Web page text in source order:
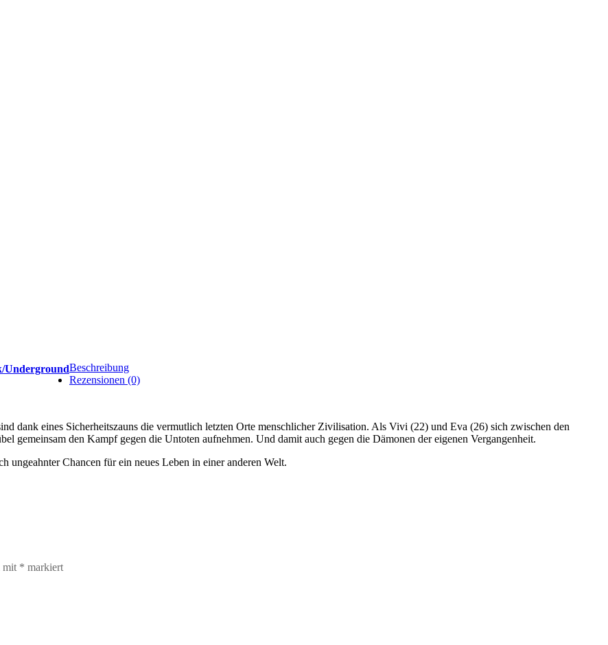
Beschreibung
Rezensionen (0)
dank eines Sicherheitszauns die vermutlich letzten Orte menschlicher Zivilisation. Als Vivi (22) und Eva (26) sich zwischen den
gemeinsam den Kampf gegen die Untoten aufnehmen. Und damit auch gegen die Dämonen der eigenen Vergangenheit.
ungeahnter Chancen für ein neues Leben in einer anderen Welt.
mit * markiert